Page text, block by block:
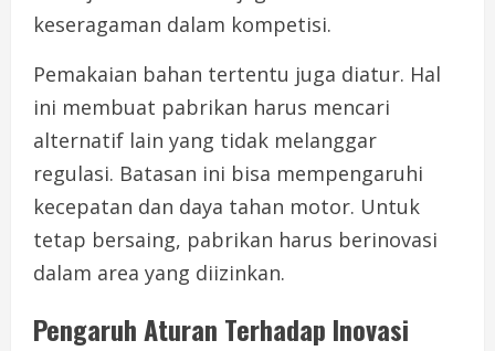
keseragaman dalam kompetisi.
Pemakaian bahan tertentu juga diatur. Hal
ini membuat pabrikan harus mencari
alternatif lain yang tidak melanggar
regulasi. Batasan ini bisa mempengaruhi
kecepatan dan daya tahan motor. Untuk
tetap bersaing, pabrikan harus berinovasi
dalam area yang diizinkan.
Pengaruh Aturan Terhadap Inovasi